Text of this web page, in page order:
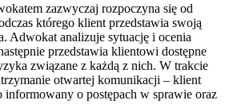
zazwyczaj rozpoczyna się od
którego klient przedstawia swoją
Adwokat analizuje sytuację i ocenia
przedstawia klientowi dostępne
związane z każdą z nich. W trakcie
otwartej komunikacji – klient
informowany o postępach w sprawie oraz